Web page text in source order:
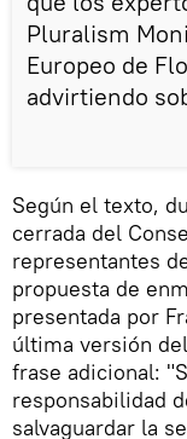
Pluralism
Europeo de
advirtiendo
Según el texto,
cerrada del
representantes
propuesta de
presentada por
última versión
frase adicional:
responsabilidad
salvaguardar la